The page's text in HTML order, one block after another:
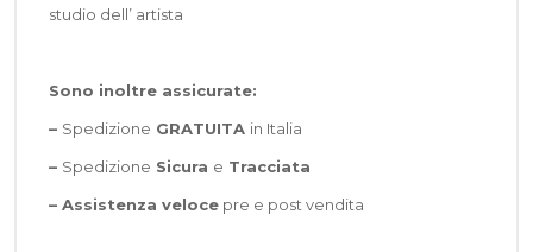
studio dell’ artista
Sono inoltre assicurate:
– Spedizione GRATUITA in Italia
– Spedizione Sicura e Tracciata
– Assistenza velocepre e post vendita